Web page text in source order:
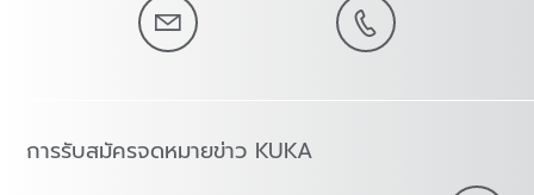
การรับสมัครจดหมายข่าว KUKA